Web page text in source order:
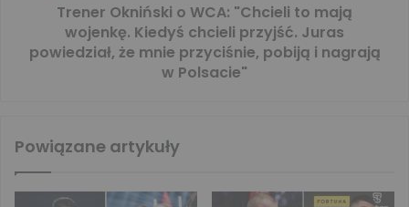
Trener Okniński o WCA: "Chcieli to mają
wojenkę. Kiedyś chcieli przyjść. Juras
powiedział, że mnie przyciśnie, pobiją i nagrają
w Polsacie"
Powiązane artykuły